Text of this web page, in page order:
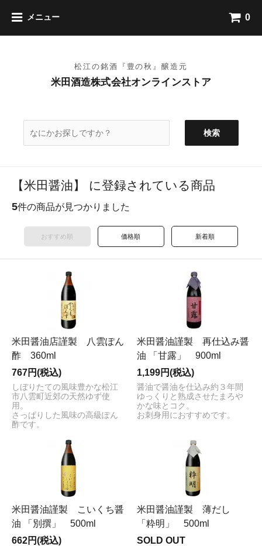
メニュー 0
検索
【米田醤油】 に登録されている商品
5件の商品が見つかりました
おすすめ順 価格順 新着順
米田醤油店謹製 八雲ぽん
酢 360ml
767円(税込)
しぼりたての風味豊かな松江
市八雲町近郊の天然ゆず使
用。
さっぱりした風味の高級ぽん
酢です。
米田醤油謹製 再仕込み醤
油 「甘露」 900ml
1,199円(税込)
醤油で醤油を仕込み約３年間
ゆっくりと熟成させたまろや
かな味とコク。
お刺身用におすすめです。
米田醤油謹製 こいくち醤
油 「別撰」 500ml
662円(税込)
米田醤油謹製 薄だし
「粋明」 500ml
SOLD OUT